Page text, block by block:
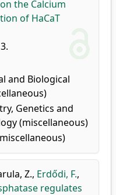
the Calcium
of HaCaT
and Biological
Genetics and
(miscellaneous)
Z., Erdődi, F.,
regulates